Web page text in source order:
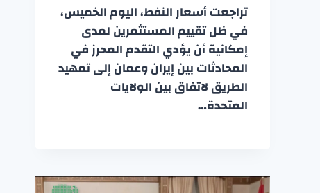
تراجعت أسعار النفط، اليوم الخميس،
في ظل تقييم المستثمرين لمدى
إمكانية أن يؤدي التقدم المحرز في
المحادثات بين إيران وعمان إلى تمهيد
الطريق لاتفاق بين الولايات
المتحدة…